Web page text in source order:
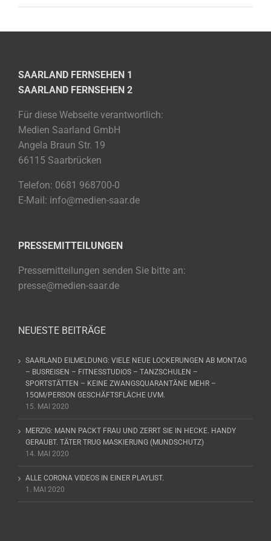
SAARLAND FERNSEHEN 1
SAARLAND FERNSEHEN 2
Für diese Webseite verantwortlich:
Medien Saarland GmbH
Angela Braun Str. 19
66115 Saarbrücken
Telefon: 0681 968700-0
E-Mail: info@medien-saar.de
PRESSEMITTEILUNGEN
Pressemitteilungen senden Sie bitte an:
presse@medien-saar.de
NEUESTE BEITRÄGE
SAARLAND EILMELDUNG: VIELE NEUE LOCKERUNGEN AB MONTAG
– BUSREISEN – FITNESSTUDIOS – TANZSCHULEN –
SPORTSTÄTTEN – KEINE ZWANGSQUARANTÄNE MEHR –
15QM/PERSON GESCHÄFTSFLÄCHE UVM.
15. MAI 2020
MERZIG: MANN PACKT FRAU UND ZERRT SIE IN HECKE. HANDY
GERAUBT. TÄTER TRUG MASKIERUNG (MUNDSCHUTZ)
14. MAI 2020
ALLE CORONA VIDEOS IN EINER PLAYLIST.
1. MAI 2020